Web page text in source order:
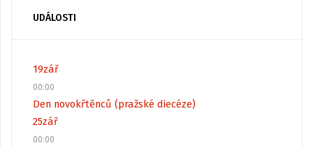
UDÁLOSTI
19zář
00:00
Den novokřtěnců (pražské diecéze)
25zář
00:00